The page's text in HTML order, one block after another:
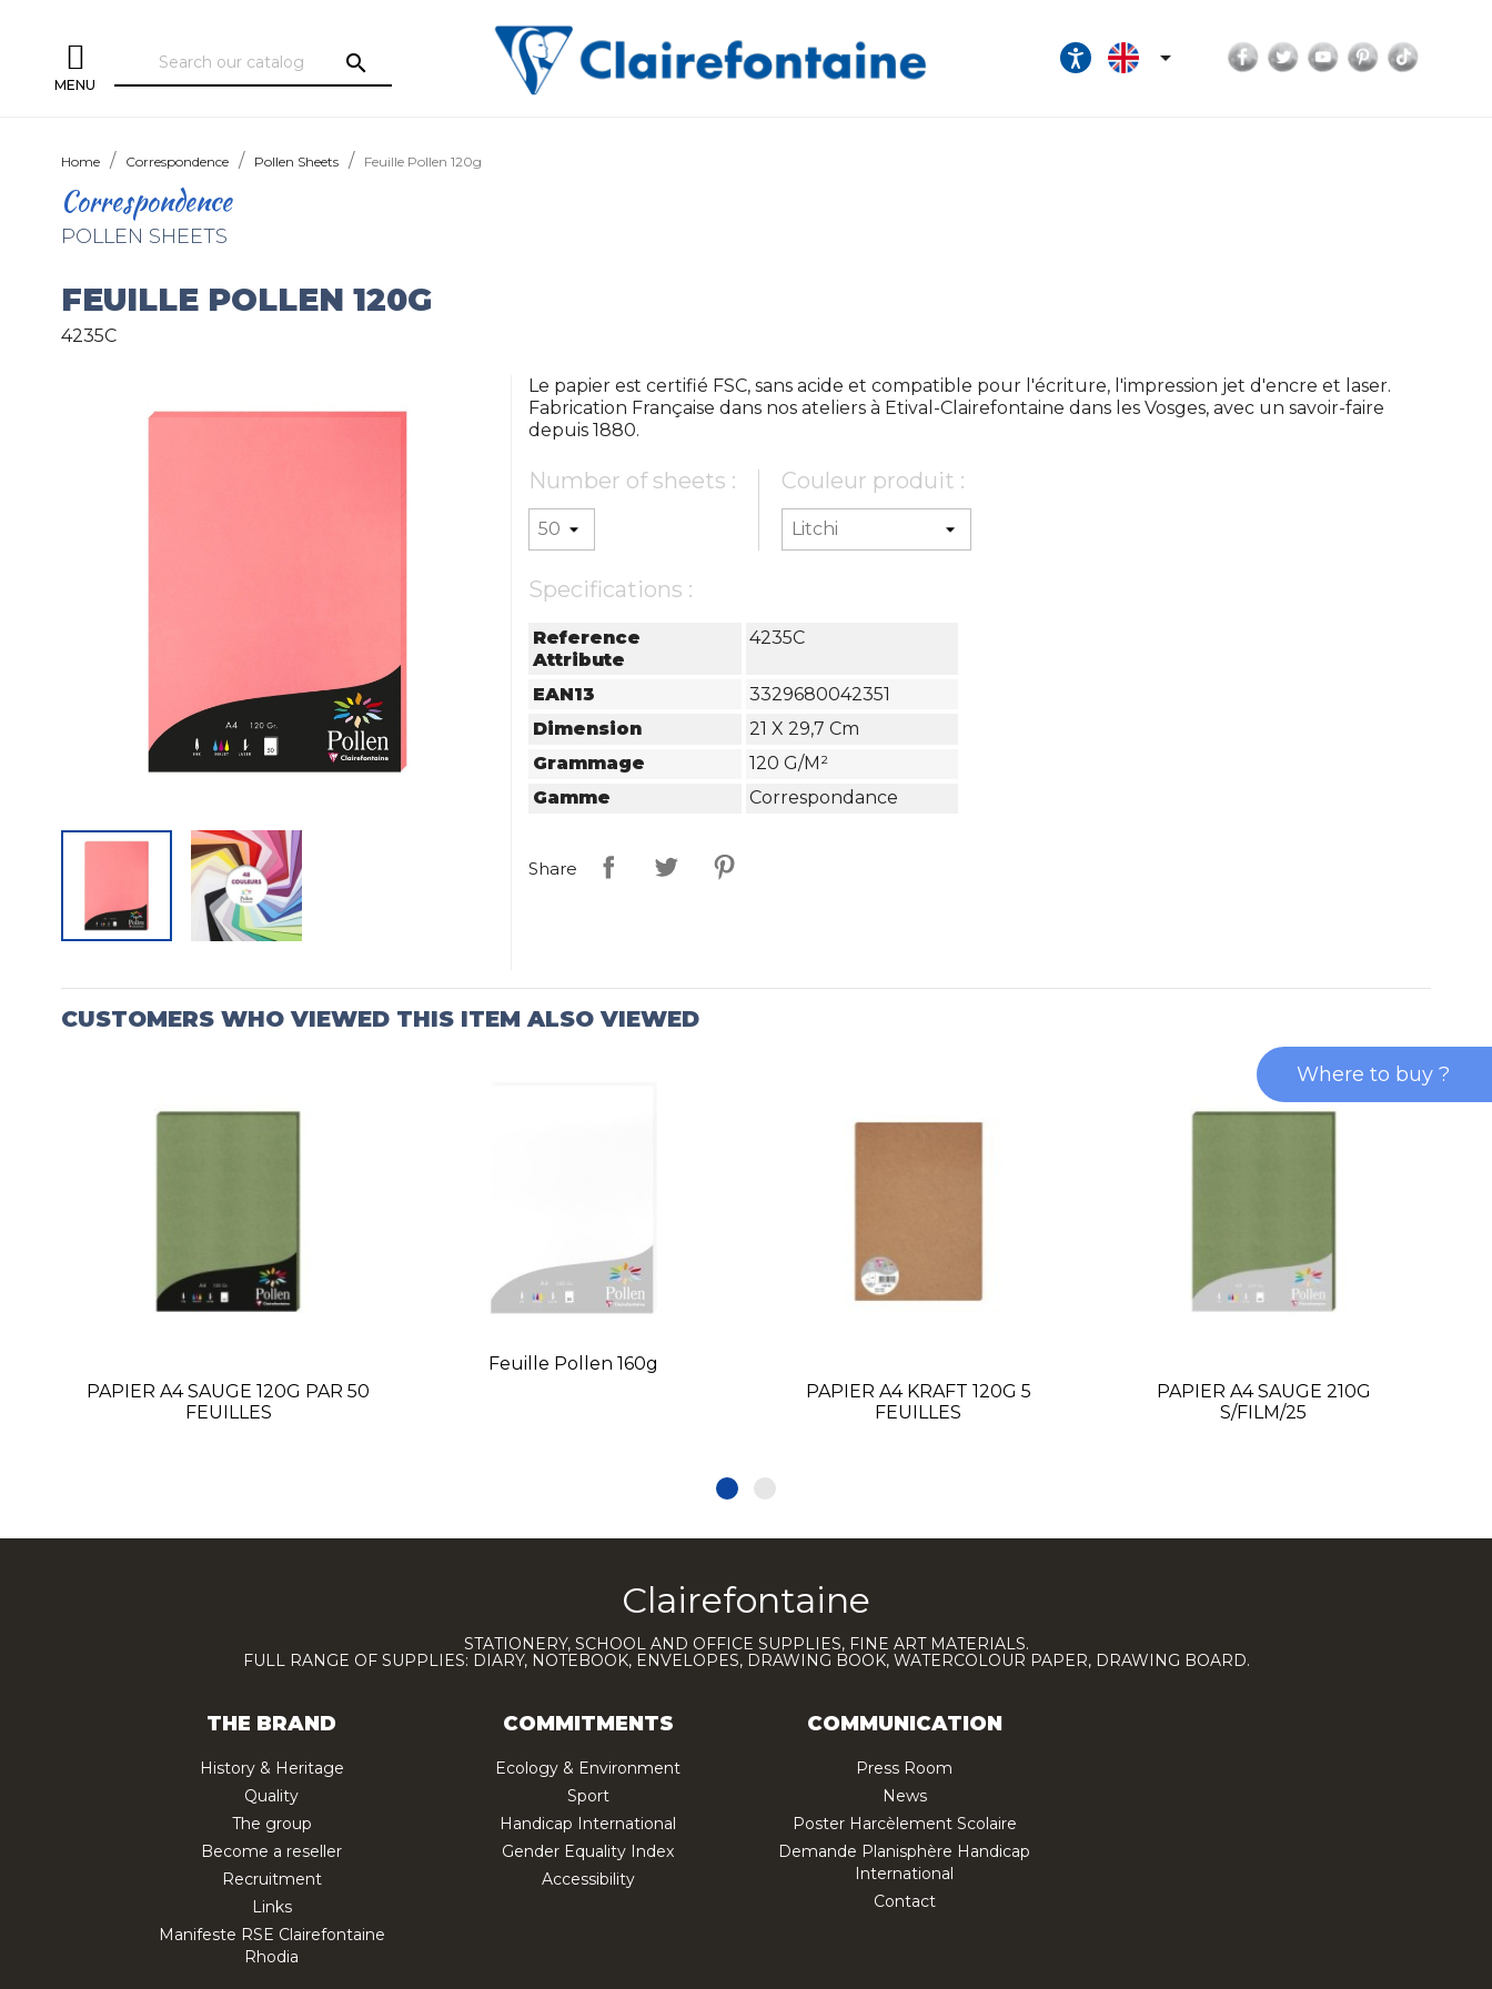
MENU
search  Facebook
TwitterYouTubePinterest
Home Correspondence Pollen Sheets Feuille Pollen 120g
Correspondence
POLLEN SHEETS
FEUILLE POLLEN 120G
4235C
Le papier est certifié FSC, sans acide et compatible pour l'écriture, l'impression jet d'encre et laser.
Fabrication Française dans nos ateliers à Etival-Clairefontaine dans les Vosges, avec un savoir-faire
depuis 1880.
Number of sheets : Couleur produit :
Specifications :
Reference
Attribute
4235C
EAN13
3329680042351
Dimension
21 X 29,7 Cm
Grammage
120 G/m²
Gamme
Correspondance
Share
CUSTOMERS WHO VIEWED THIS ITEM ALSO VIEWED
PAPIER A4 SAUGE 120G PAR 50
FEUILLES
Feuille Pollen 160g
PAPIER A4 KRAFT 120G 5
FEUILLES
PAPIER A4 SAUGE 210G
S/FILM/25
Clairefontaine
STATIONERY, SCHOOL AND OFFICE SUPPLIES, FINE ART MATERIALS.
FULL RANGE OF SUPPLIES: DIARY, NOTEBOOK, ENVELOPES, DRAWING BOOK, WATERCOLOUR PAPER, DRAWING BOARD.
THE BRAND
History & Heritage
Quality
The group
Become a reseller
Recruitment
Links
Manifeste RSE Clairefontaine
Rhodia
COMMITMENTS
Ecology & Environment
Sport
Handicap International
Gender Equality Index
Accessibility
COMMUNICATION
Press Room
News
Poster Harcèlement Scolaire
Demande Planisphère Handicap
International
Contact
Where to buy ?